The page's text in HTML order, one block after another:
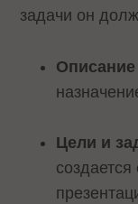
задачи он
Описание
Цели и